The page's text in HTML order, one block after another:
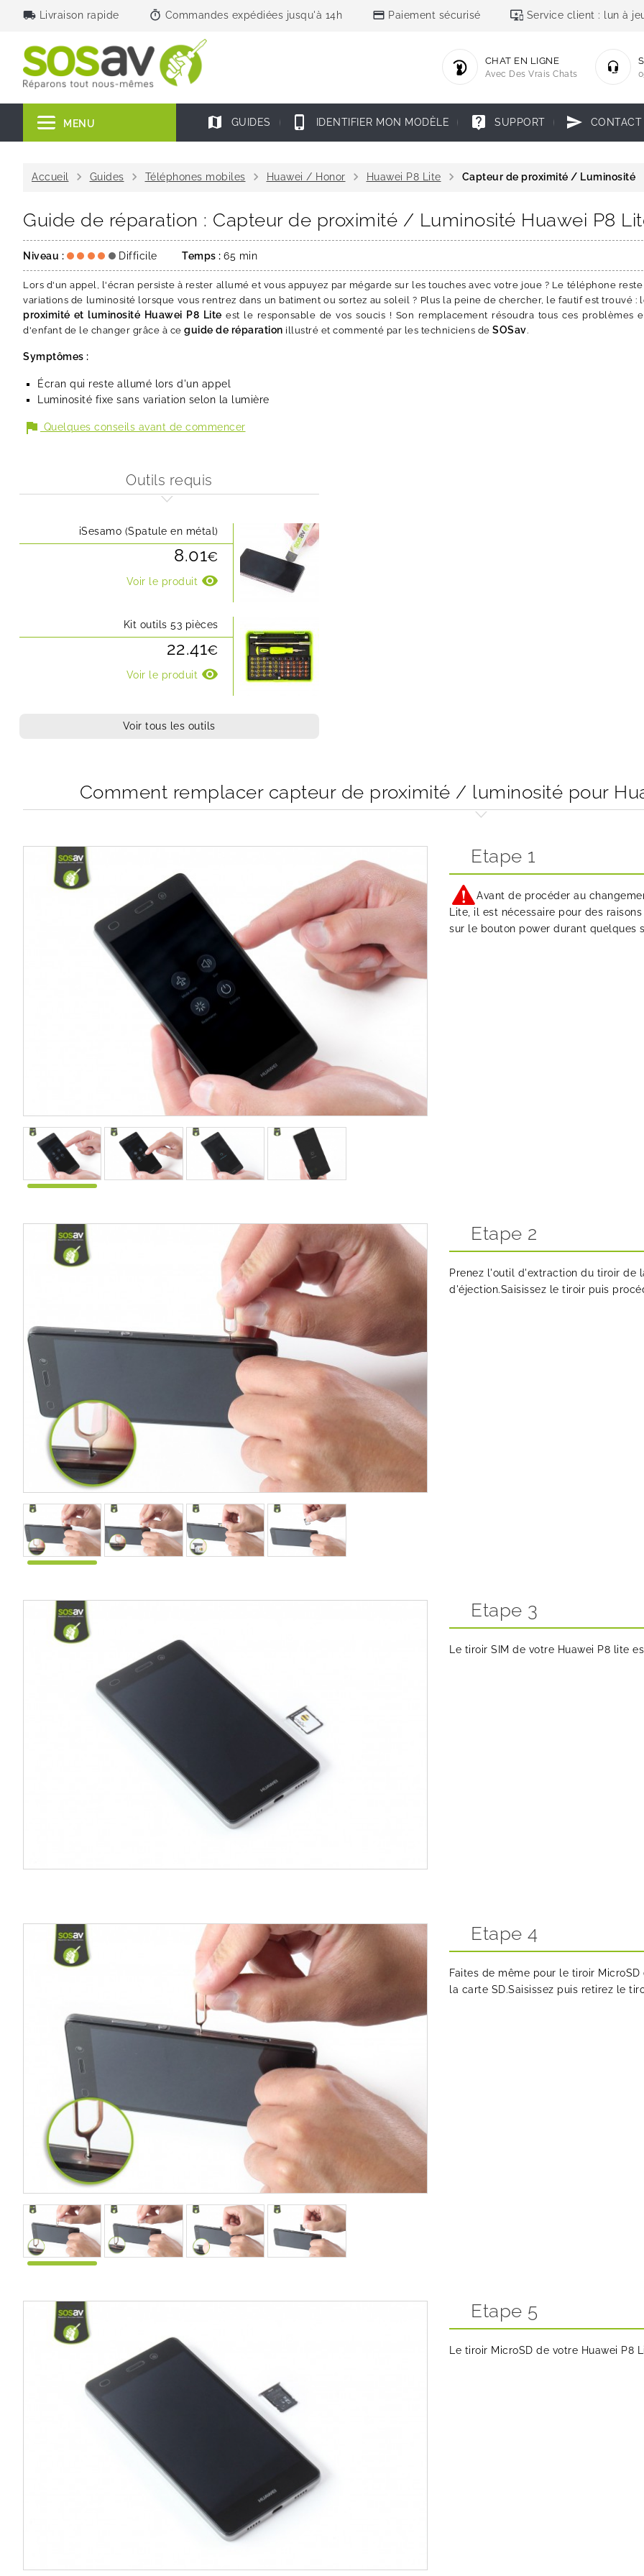
local_shipping Livraison rapide timer Commandes expédiées jusqu'à 14h credit_card Paiement sécurisé important_devices Service client : lun à
CHAT EN LIGNE
Avec Des Vrais Chats
MENU map GUIDES phone_iphone IDENTIFIER MON MODÈLE live_help SUPPORT send CONTACT
Accueil chevron_right Guides chevron_right Téléphones mobiles chevron_right Huawei / Honor chevron_right Huawei P8 Lite chevron_right Capteur de proximité / Luminosité
Guide de réparation : Capteur de proximité / Luminosité Huawei P8
Niveau : Difficile Temps : 65 min
Lors d'un appel, l'écran persiste à rester allumé et vous appuyez par mégarde sur les touches avec votre joue ? Le téléphone
variations de luminosité lorsque vous rentrez dans un batiment ou sortez au soleil ? Plus la peine de chercher, le fautif est trouvé :
proximité et luminosité Huawei P8 Lite est le responsable de vos soucis ! Son remplacement résoudra tous ces problèmes
d'enfant de le changer grâce à ce guide de réparation illustré et commenté par les techniciens de SOSav.
Symptômes :
Écran qui reste allumé lors d'un appel
Luminosité fixe sans variation selon la lumière
flag Quelques conseils avant de commencer
Outils requis
iSesamo (Spatule en métal)
8.01€
Voir le produit visibility
Kit outils 53 pièces
22.41€
Voir le produit visibility
Voir tous les outils
Comment remplacer capteur de proximité / luminosité pour
Etape 1
Avant de procéder au
Lite, il est nécessaire pour des
sur le bouton power durant quelques
Etape 2
Prenez l'outil d'extraction du tiroir de
d'éjection.Saisissez le tiroir puis
Etape 3
Le tiroir SIM de votre Huawei P8 lite
Etape 4
Faites de même pour le tiroir
la carte SD.Saisissez puis retirez le
Etape 5
Le tiroir MicroSD de votre Huawei P8